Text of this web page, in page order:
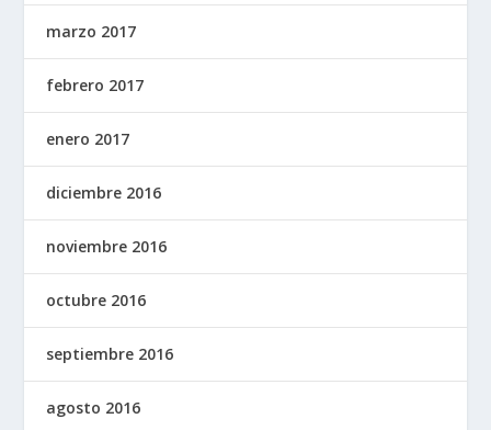
marzo 2017
febrero 2017
enero 2017
diciembre 2016
noviembre 2016
octubre 2016
septiembre 2016
agosto 2016